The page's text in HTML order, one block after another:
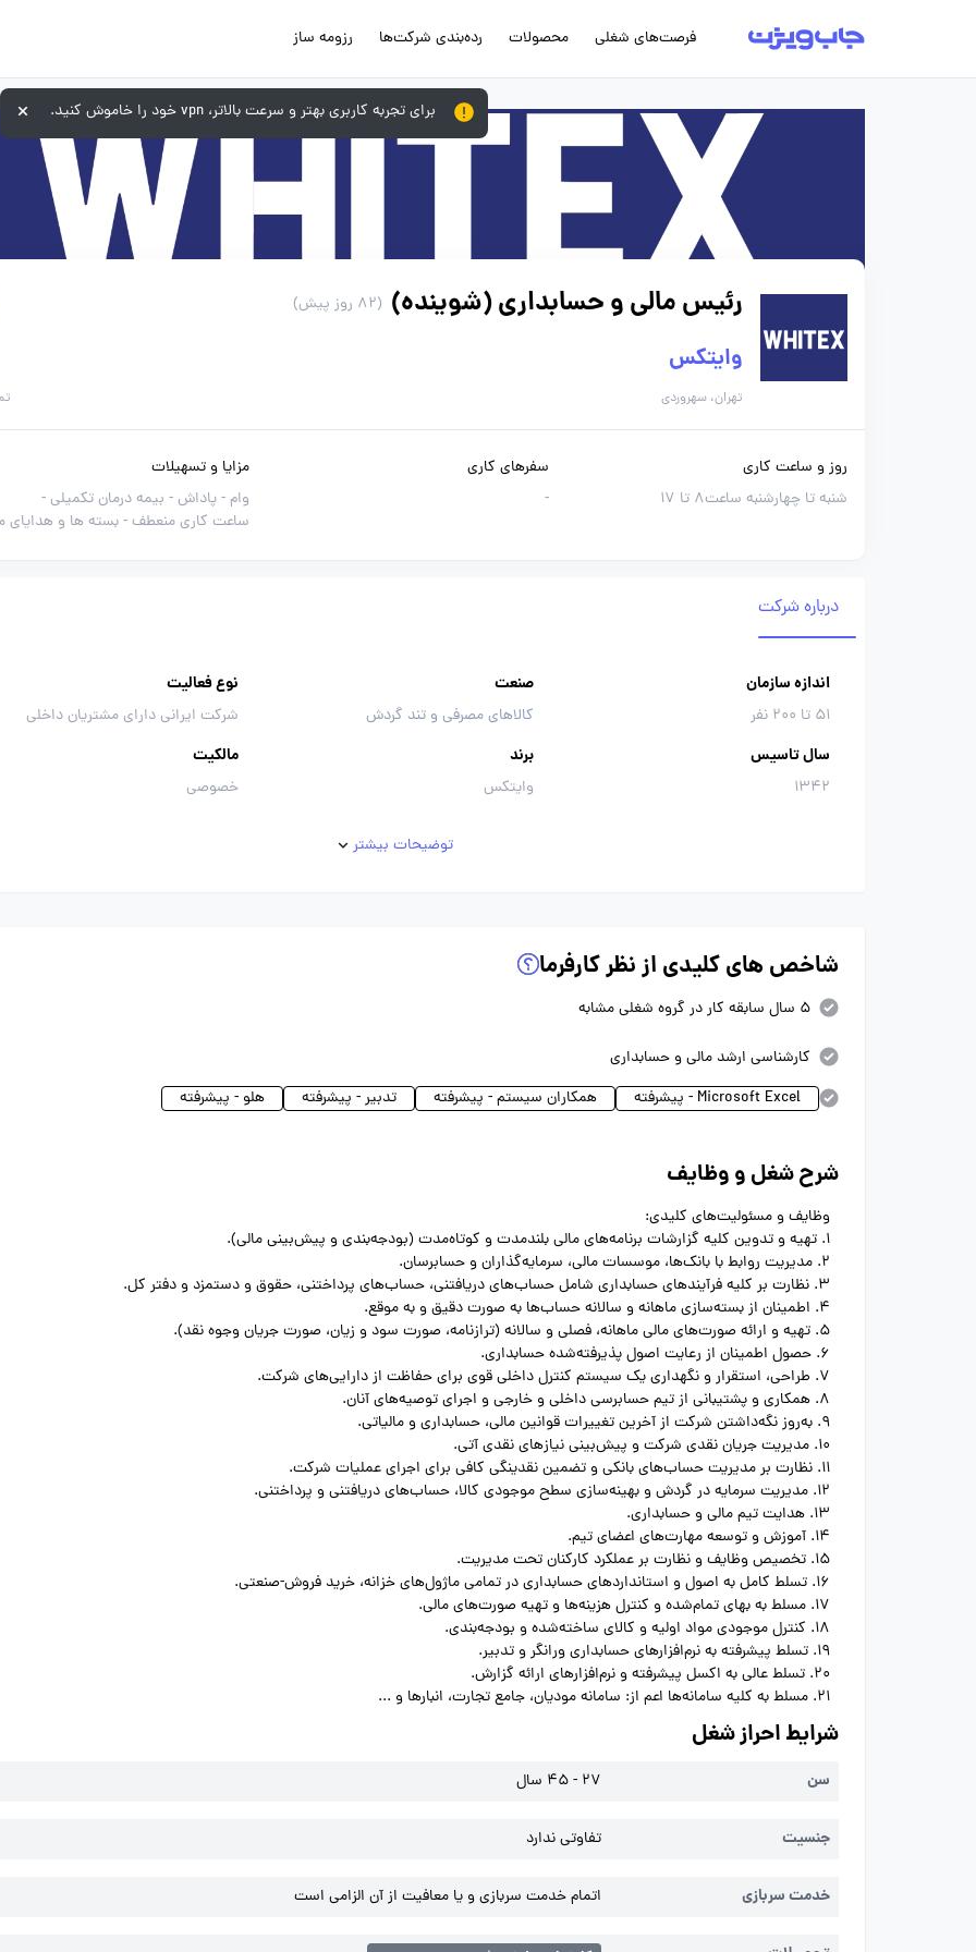
فرصت‌های شغلی محصولات رده‌بندی شرکت‌ها رزومه ساز
رئیس مالی و حسابداری (شوینده) (82 روز پیش)
وایتکس
تهران، سهروردی
روز و ساعت کاری
شنبه تا چهارشنبه ساعت8 تا 17
سفرهای کاری
-
مزایا و تسهیلات
وام - پاداش - بیمه درمان تکمیلی -
ساعت کاری منعطف - بسته ها و هدایای
درباره شرکت
اندازه سازمان
51 تا 200 نفر
صنعت
کالاهای مصرفی و تند گردش
نوع فعالیت
شرکت ایرانی دارای مشتریان داخلی
سال تاسیس
1342
برند
وایتکس
مالکیت
خصوصی
توضیحات بیشتر
شاخص های کلیدی از نظر کارفرما
5 سال سابقه کار در گروه شغلی مشابه
کارشناسی ارشد مالی و حسابداری
Microsoft Excel - پیشرفته
همکاران سیستم - پیشرفته تدبیر - پیشرفته هلو - پیشرفته
شرح شغل و وظایف
وظایف و مسئولیت‌های کلیدی:
1. تهیه و تدوین کلیه گزارشات برنامه‌های مالی بلندمدت و کوتاه‌مدت (بودجه‌بندی و پیش‌بینی مالی).
2. مدیریت روابط با بانک‌ها، موسسات مالی، سرمایه‌گذاران و حسابرسان.
3. نظارت بر کلیه فرآیندهای حسابداری شامل حساب‌های دریافتنی، حساب‌های پرداختنی، حقوق و دستمزد و دفتر کل.
4. اطمینان از بسته‌سازی ماهانه و سالانه حساب‌ها به صورت دقیق و به موقع.
5. تهیه و ارائه صورت‌های مالی ماهانه، فصلی و سالانه (ترازنامه، صورت سود و زیان، صورت جریان وجوه نقد).
6. حصول اطمینان از رعایت اصول پذیرفته‌شده حسابداری.
7. طراحی، استقرار و نگهداری یک سیستم کنترل داخلی قوی برای حفاظت از دارایی‌های شرکت.
8. همکاری و پشتیبانی از تیم حسابرسی داخلی و خارجی و اجرای توصیه‌های آنان.
9. به‌روز نگه‌داشتن شرکت از آخرین تغییرات قوانین مالی، حسابداری و مالیاتی.
10. مدیریت جریان نقدی شرکت و پیش‌بینی نیازهای نقدی آتی.
11. نظارت بر مدیریت حساب‌های بانکی و تضمین نقدینگی کافی برای اجرای عملیات شرکت.
12. مدیریت سرمایه در گردش و بهینه‌سازی سطح موجودی کالا، حساب‌های دریافتنی و پرداختنی.
13. هدایت تیم مالی و حسابداری.
14. آموزش و توسعه مهارت‌های اعضای تیم.
15. تخصیص وظایف و نظارت بر عملکرد کارکنان تحت مدیریت.
16. تسلط کامل به اصول و استانداردهای حسابداری در تمامی ماژول‌های خزانه، خرید فروش-صنعتی.
17. مسلط به بهای تمام‌شده و کنترل هزینه‌ها و تهیه صورت‌های مالی.
18. کنترل موجودی مواد اولیه و کالای ساخته‌شده و بودجه‌بندی.
19. تسلط پیشرفته به نرم‌افزارهای حسابداری ورانگر و تدبیر.
20. تسلط عالی به اکسل پیشرفته و نرم‌افزارهای ارائه گزارش.
21. مسلط به کلیه سامانه‌ها اعم از: سامانه مودیان، جامع تجارت، انبارها و ...
شرایط احراز شغل
سن 27 - 45 سال
جنسیت تفاوتی ندارد
خدمت سربازی اتمام خدمت سربازی و یا معافیت از آن الزامی است
برای تجربه کاربری بهتر و سرعت بالاتر، vpn خود را خاموش کنید.